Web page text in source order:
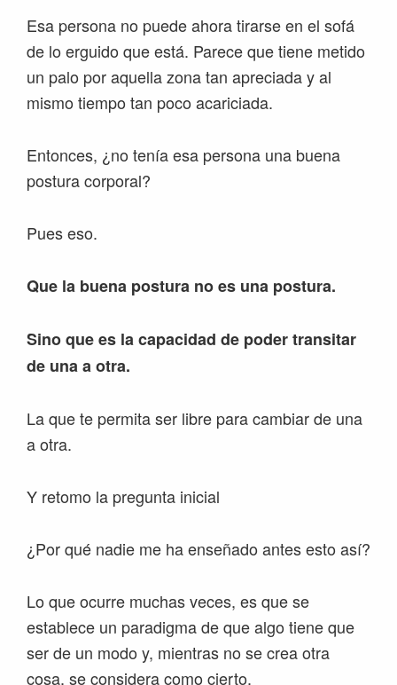
Esa persona no puede ahora tirarse en el sofá
de lo erguido que está. Parece que tiene metido
un palo por aquella zona tan apreciada y al
mismo tiempo tan poco acariciada.
Entonces, ¿no tenía esa persona una buena
postura corporal?
Pues eso.
Que la buena postura no es una postura.
Sino que es la capacidad de poder transitar
de una a otra.
La que te permita ser libre para cambiar de una
a otra.
Y retomo la pregunta inicial
¿Por qué nadie me ha enseñado antes esto así?
Lo que ocurre muchas veces, es que se
establece un paradigma de que algo tiene que
ser de un modo y, mientras no se crea otra
cosa, se considera como cierto.